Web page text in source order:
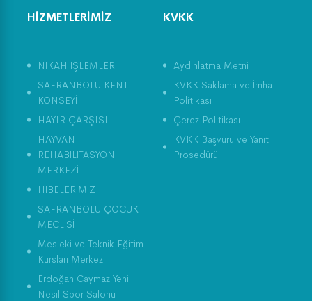
HİZMETLERİMİZ
NİKAH İŞLEMLERİ
SAFRANBOLU KENT
KONSEYİ
HAYIR ÇARŞISI
HAYVAN
REHABİLİTASYON
MERKEZİ
HİBELERİMİZ
SAFRANBOLU ÇOCUK
MECLİSİ
Mesleki ve Teknik Eğitim
Kursları Merkezi
Erdoğan Caymaz Yeni
Nesil Spor Salonu
KVKK
Aydınlatma Metni
KVKK Saklama ve İmha
Politikası
Çerez Politikası
KVKK Başvuru ve Yanıt
Prosedürü